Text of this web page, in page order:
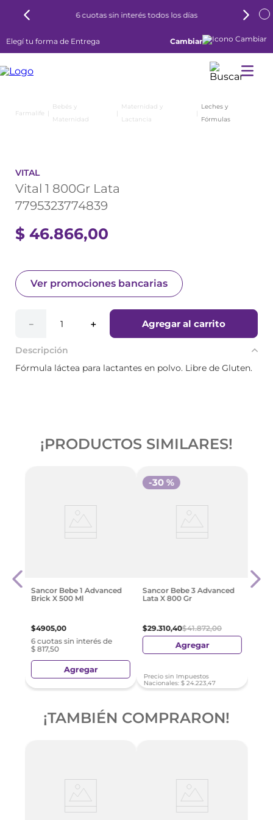
6 cuotas sin interés todos los días
Elegí tu forma de Entrega Cambiar
Bebés y
Maternidad
Maternidad y
Lactancia
Leches y
Fórmulas
VITAL
Vital 1 800Gr Lata
7795323774839
$ 46.866,00
Ver promociones bancarias
＋
－ Agregar al carrito
Descripción
Fórmula láctea para lactantes en polvo. Libre de Gluten.
¡PRODUCTOS SIMILARES!
Sancor Bebe 1 Advanced
Brick X 500 Ml
$4905,00
6 cuotas sin interés de
$ 817,50
Agregar
Sancor Bebe 3 Advanced
Lata X 800 Gr
$29.310,40$41.872,00
-30 %
Agregar
Precio sin Impuestos
Nacionales: $ 24.223,47
$
¡TAMBIÉN COMPRARON!